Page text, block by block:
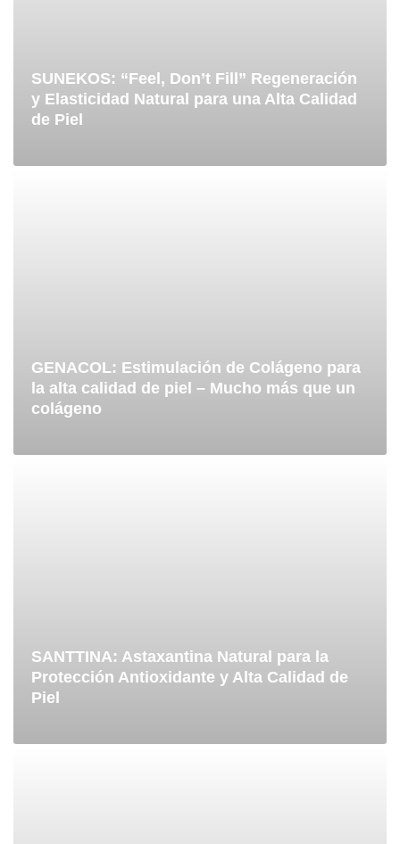
SUNEKOS: “Feel, Don’t Fill” Regeneración
y Elasticidad Natural para una Alta Calidad
de Piel
GENACOL: Estimulación de Colágeno para
la alta calidad de piel – Mucho más que un
colágeno
SANTTINA: Astaxantina Natural para la
Protección Antioxidante y Alta Calidad de
Piel